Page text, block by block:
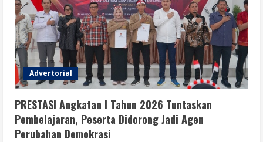
Advertorial
PRESTASI Angkatan I Tahun 2026 Tuntaskan
Pembelajaran, Peserta Didorong Jadi Agen
Perubahan Demokrasi